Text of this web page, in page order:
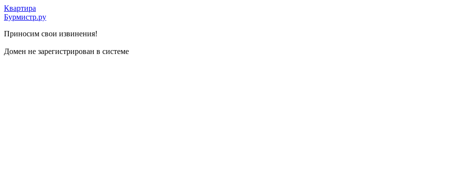
Квартира
Бурмистр.ру
Приносим свои извинения!
Домен не зарегистрирован в системе